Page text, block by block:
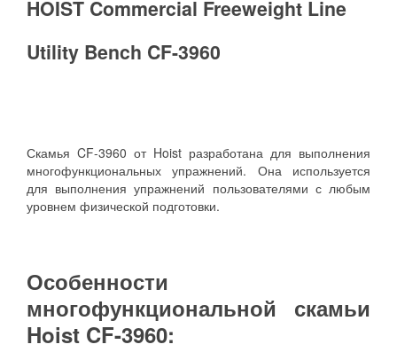
HOIST Commercial Freeweight Line
Utility Bench CF-3960
Скамья CF-3960 от Hoist разработана для выполнения
многофункциональных упражнений. Она используется
для выполнения упражнений пользователями с любым
уровнем физической подготовки.
Особенности
многофункциональной скамьи
Hoist CF-3960: